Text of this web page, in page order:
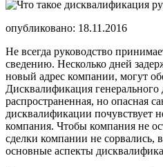
опубликовано: 18.11.2016
Не всегда руководство
сведению. Несколько дней
новый адрес компании, могут
Дисквалификация генерального
распространенная, но опасная
дисквалификации почувствует
компания. Чтобы компания не
сделки компании не сорвались,
основные аспекты